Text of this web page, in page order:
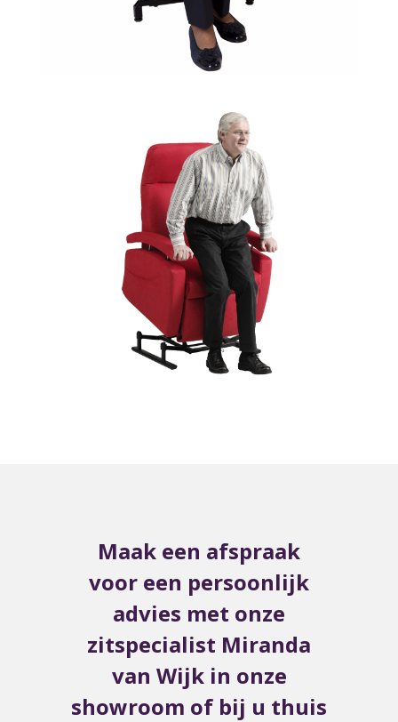
Maak een afspraak
voor een persoonlijk
advies met onze
zitspecialist Miranda
van Wijk in onze
showroom of bij u thuis